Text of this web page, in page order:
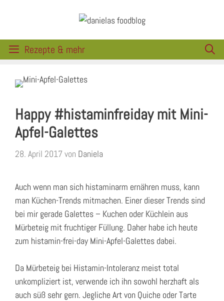
Rezepte & mehr
Happy #histaminfreiday mit Mini-
Apfel-Galettes
28. April 2017von Daniela
Auch wenn man sich histaminarm ernähren muss, kann
man Küchen-Trends mitmachen. Einer dieser Trends sind
bei mir gerade Galettes – Kuchen oder Küchlein aus
Mürbeteig mit fruchtiger Füllung. Daher habe ich heute
zum histamin-frei-day Mini-Apfel-Galettes dabei.
Da Mürbeteig bei Histamin-Intoleranz meist total
unkompliziert ist, verwende ich ihn sowohl herzhaft als
auch süß sehr gern. Jegliche Art von Quiche oder Tarte